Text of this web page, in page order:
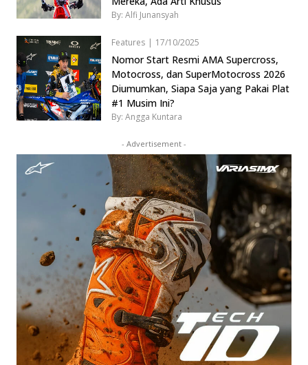
By: Alfi Junansyah
Features | 17/10/2025
Nomor Start Resmi AMA Supercross,
Motocross, dan SuperMotocross 2026
Diumumkan, Siapa Saja yang Pakai Plat
#1 Musim Ini?
By: Angga Kuntara
- Advertisement -